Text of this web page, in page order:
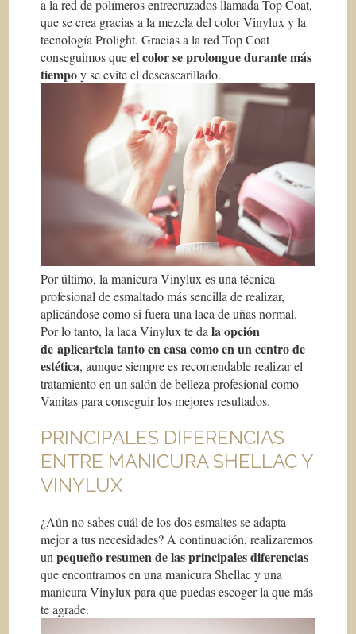
a la red de polímeros entrecruzados llamada Top Coat,
que se crea gracias a la mezcla del color Vinylux y la
tecnología Prolight. Gracias a la red Top Coat
conseguimos queel color se prolongue durante más
tiempoy se evite el descascarillado.
Por último, la manicura Vinylux es una técnica
profesional de esmaltado más sencilla de realizar,
aplicándose como si fuera una laca de uñas normal.
Por lo tanto, la laca Vinylux te dala opción
de aplicartela tanto en casa como en un centro de
estética, aunque siempre es recomendable realizar el
tratamiento en un salón de belleza profesional como
Vanitas para conseguir los mejores resultados.
PRINCIPALES DIFERENCIAS
ENTRE MANICURA SHELLAC Y
VINYLUX
¿Aún no sabes cuál de los dos esmaltes se adapta
mejor a tus necesidades? A continuación, realizaremos
unpequeño resumen de las principales diferencias
que encontramos en una manicura Shellac y una
manicura Vinylux para que puedas escoger la que más
te agrade.